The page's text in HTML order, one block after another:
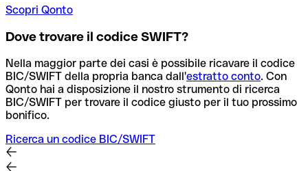
Scopri Qonto
Dove trovare il codice SWIFT?
Nella maggior parte dei casi è possibile ricavare il codice
BIC/SWIFT della propria banca dall'estratto conto. Con
Qonto hai a disposizione il nostro strumento di ricerca
BIC/SWIFT per trovare il codice giusto per il tuo prossimo
bonifico.
Ricerca un codice BIC/SWIFT